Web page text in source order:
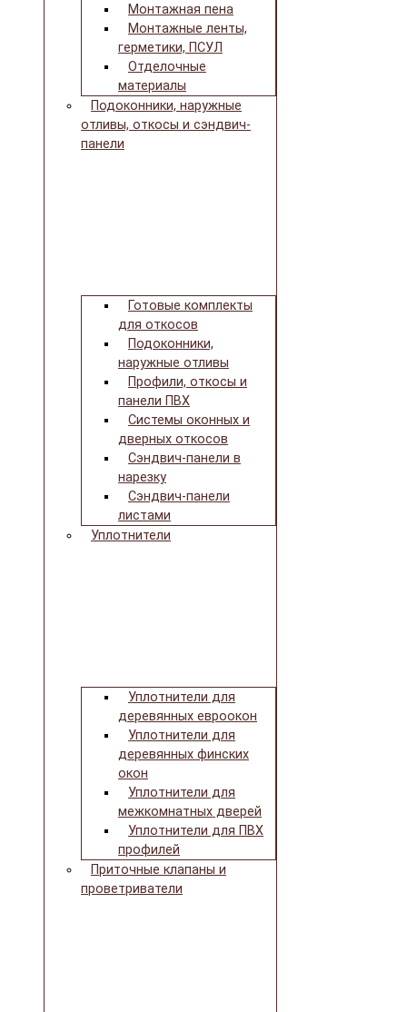
Монтажная пена
Монтажные ленты,
герметики, ПСУЛ
Отделочные
материалы
Подоконники, наружные
отливы, откосы и сэндвич-
панели
Готовые комплекты
для откосов
Подоконники,
наружные отливы
Профили, откосы и
панели ПВХ
Системы оконных и
дверных откосов
Сэндвич-панели в
нарезку
Сэндвич-панели
листами
Уплотнители
Уплотнители для
деревянных евроокон
Уплотнители для
деревянных финских
окон
Уплотнители для
межкомнатных дверей
Уплотнители для ПВХ
профилей
Приточные клапаны и
проветриватели